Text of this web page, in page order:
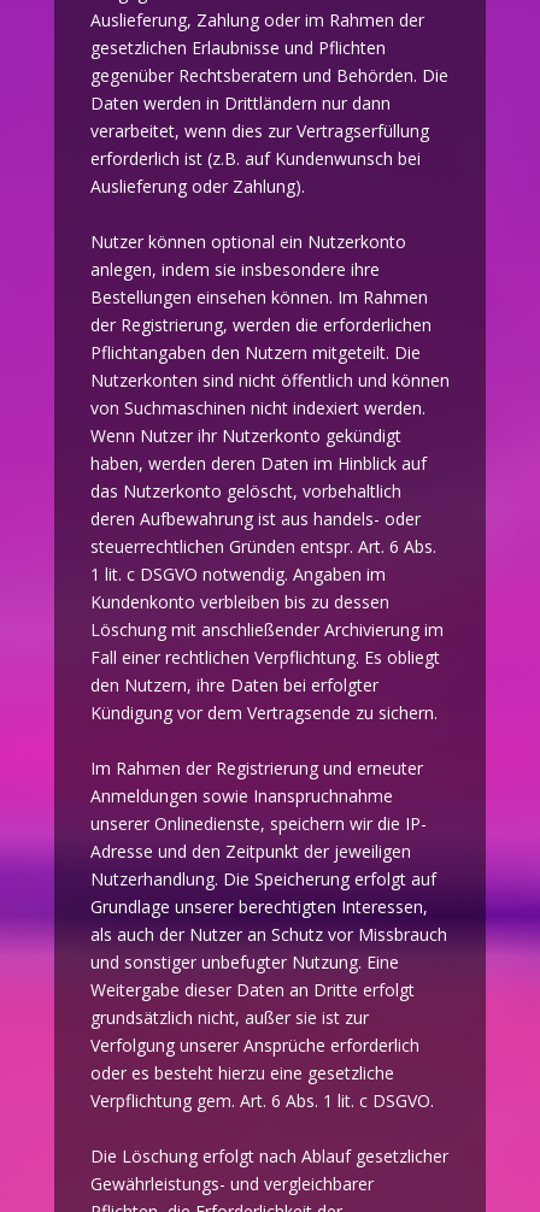
Auslieferung, Zahlung oder im Rahmen der
gesetzlichen Erlaubnisse und Pflichten
gegenüber Rechtsberatern und Behörden. Die
Daten werden in Drittländern nur dann
verarbeitet, wenn dies zur Vertragserfüllung
erforderlich ist (z.B. auf Kundenwunsch bei
Auslieferung oder Zahlung).
Nutzer können optional ein Nutzerkonto
anlegen, indem sie insbesondere ihre
Bestellungen einsehen können. Im Rahmen
der Registrierung, werden die erforderlichen
Pflichtangaben den Nutzern mitgeteilt. Die
Nutzerkonten sind nicht öffentlich und können
von Suchmaschinen nicht indexiert werden.
Wenn Nutzer ihr Nutzerkonto gekündigt
haben, werden deren Daten im Hinblick auf
das Nutzerkonto gelöscht, vorbehaltlich
deren Aufbewahrung ist aus handels- oder
steuerrechtlichen Gründen entspr. Art. 6 Abs.
1 lit. c DSGVO notwendig. Angaben im
Kundenkonto verbleiben bis zu dessen
Löschung mit anschließender Archivierung im
Fall einer rechtlichen Verpflichtung. Es obliegt
den Nutzern, ihre Daten bei erfolgter
Kündigung vor dem Vertragsende zu sichern.
Im Rahmen der Registrierung und erneuter
Anmeldungen sowie Inanspruchnahme
unserer Onlinedienste, speichern wir die IP-
Adresse und den Zeitpunkt der jeweiligen
Nutzerhandlung. Die Speicherung erfolgt auf
Grundlage unserer berechtigten Interessen,
als auch der Nutzer an Schutz vor Missbrauch
und sonstiger unbefugter Nutzung. Eine
Weitergabe dieser Daten an Dritte erfolgt
grundsätzlich nicht, außer sie ist zur
Verfolgung unserer Ansprüche erforderlich
oder es besteht hierzu eine gesetzliche
Verpflichtung gem. Art. 6 Abs. 1 lit. c DSGVO.
Die Löschung erfolgt nach Ablauf gesetzlicher
Gewährleistungs- und vergleichbarer